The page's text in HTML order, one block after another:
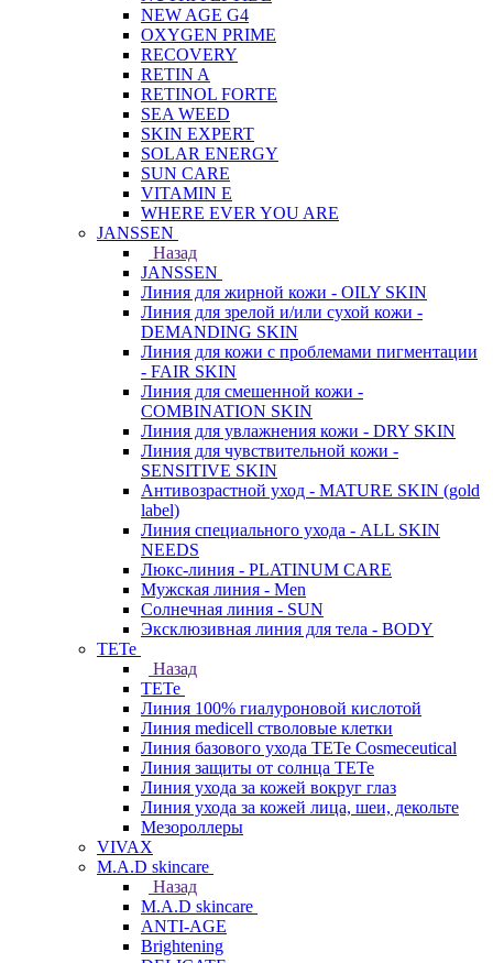
NEW AGE G4
OXYGEN PRIME
RECOVERY
RETIN A
RETINOL FORTE
SEA WEED
SKIN EXPERT
SOLAR ENERGY
SUN CARE
VITAMIN E
WHERE EVER YOU ARE
JANSSEN
Назад
JANSSEN
Линия для жирной кожи - OILY SKIN
Линия для зрелой и/или сухой кожи -
DEMANDING SKIN
Линия для кожи с проблемами пигментации
- FAIR SKIN
Линия для смешенной кожи -
COMBINATION SKIN
Линия для увлажнения кожи - DRY SKIN
Линия для чувствительной кожи -
SENSITIVE SKIN
Антивозрастной уход - MATURE SKIN (gold
label)
Линия специального ухода - ALL SKIN
NEEDS
Люкс-линия - PLATINUM CARE
Мужская линия - Men
Солнечная линия - SUN
Эксклюзивная линия для тела - BODY
TETe
Назад
TETe
Линия 100% гиалуроновой кислотой
Линия medicell стволовые клетки
Линия базового ухода TETe Cosmeceutical
Линия защиты от солнца TETe
Линия ухода за кожей вокруг глаз
Линия ухода за кожей лица, шеи, декольте
Мезороллеры
VIVAX
M.A.D skincare
Назад
M.A.D skincare
ANTI-AGE
Brightening